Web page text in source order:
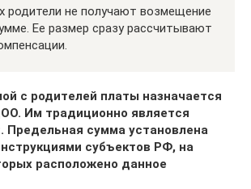
родители не получают возмещение
Ее размер сразу рассчитывают
с родителей платы назначается
Им традиционно является
Предельная сумма установлена
субъектов РФ, на
расположено данное